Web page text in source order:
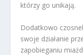
którzy go unikają.
Dodatkowo
swoje działanie
zapobieganiu